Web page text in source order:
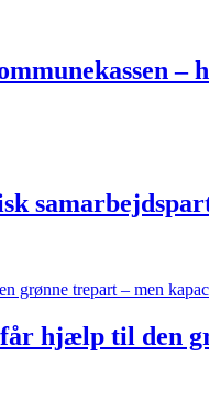
–
hjælp til den